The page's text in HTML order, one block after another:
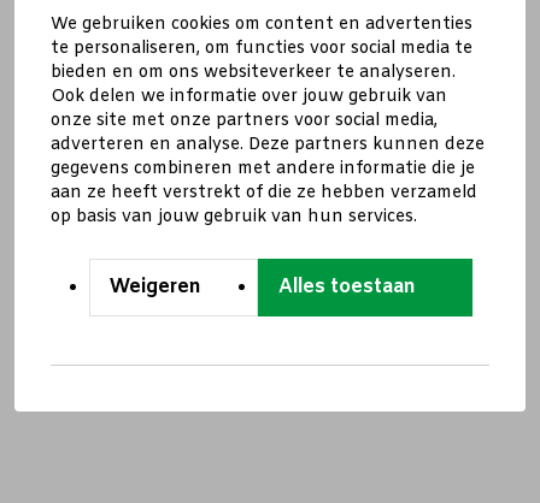
We gebruiken cookies om content en advertenties
te personaliseren, om functies voor social media te
bieden en om ons websiteverkeer te analyseren.
Ook delen we informatie over jouw gebruik van
onze site met onze partners voor social media,
adverteren en analyse. Deze partners kunnen deze
gegevens combineren met andere informatie die je
aan ze heeft verstrekt of die ze hebben verzameld
op basis van jouw gebruik van hun services.
Weigeren Alles toestaan